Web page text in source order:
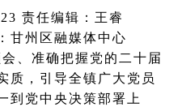
责任编辑：王睿
甘州区融媒体中心
、准确把握党的二十届
质，引导全镇广大党员
到党中央决策部署上